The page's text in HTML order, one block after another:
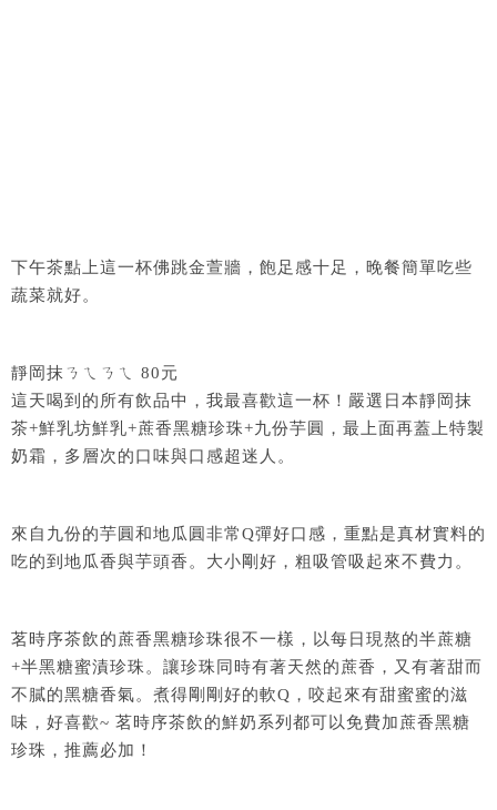
下午茶點上這一杯佛跳金萱牆，飽足感十足，晚餐簡單吃些
蔬菜就好。
靜岡抹ㄋㄟㄋㄟ 80元
這天喝到的所有飲品中，我最喜歡這一杯！嚴選日本靜岡抹
茶+鮮乳坊鮮乳+蔗香黑糖珍珠+九份芋圓，最上面再蓋上特製
奶霜，多層次的口味與口感超迷人。
來自九份的芋圓和地瓜圓非常Q彈好口感，重點是真材實料的
吃的到地瓜香與芋頭香。大小剛好，粗吸管吸起來不費力。
茗時序茶飲的蔗香黑糖珍珠很不一樣，以每日現熬的半蔗糖
+半黑糖蜜漬珍珠。讓珍珠同時有著天然的蔗香，又有著甜而
不膩的黑糖香氣。煮得剛剛好的軟Q，咬起來有甜蜜蜜的滋
味，好喜歡~ 茗時序茶飲的鮮奶系列都可以免費加蔗香黑糖
珍珠，推薦必加！